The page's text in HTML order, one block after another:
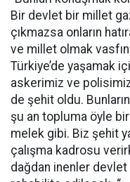
Bir devlet bir millet
çıkmazsa onların
ve millet olmak
Türkiye’de yaşamak
askerimiz ve
de şehit oldu.
şu an topluma öyle
melek gibi. Biz şehit
çalışma kadrosu
dağdan inenler